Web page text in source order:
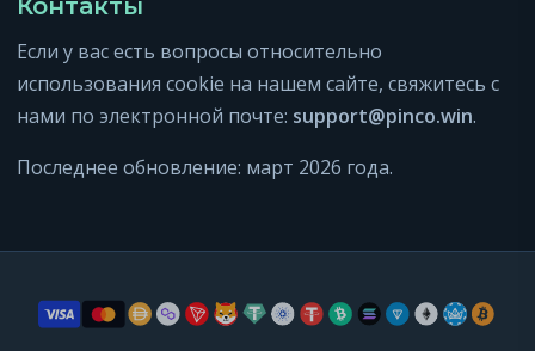
Контакты
Если у вас есть вопросы относительно
использования cookie на нашем сайте, свяжитесь с
нами по электронной почте: support@pinco.win.
Последнее обновление: март 2026 года.